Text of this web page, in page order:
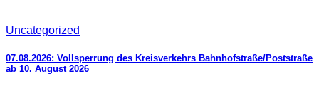
Uncategorized
07.08.2026: Vollsperrung des Kreisverkehrs Bahnhofstraße/Poststraße
ab 10. August 2026